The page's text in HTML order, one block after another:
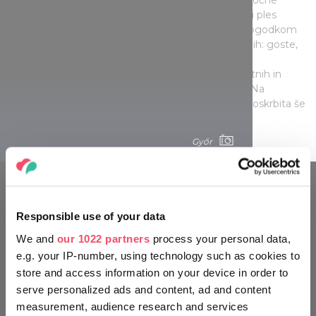
Responsible use of your data
We and our 1022 partners process your personal data,
e.g. your IP-number, using technology such as cookies to
store and access information on your device in order to
serve personalized ads and content, ad and content
measurement, audience research and services
Győr
iluzije, zato v mestu ob tem času prirejajo Baročni ples
(Barokk bál). Med tem veličastnim in čarobnim dogodkom
se vam res zazdi, kot bi se znašli v prejšnjih stoletjih: goste,
ceremonije, plesni mojster pa jih nauči veselih vrstnih in
krožnih plesov ob melodijah iz 17. in 18. stoletja. Na
sporedu bo tudi plesna predstava, za zabavo pa poskrbita še
POTUJTE KOT MADŽAR